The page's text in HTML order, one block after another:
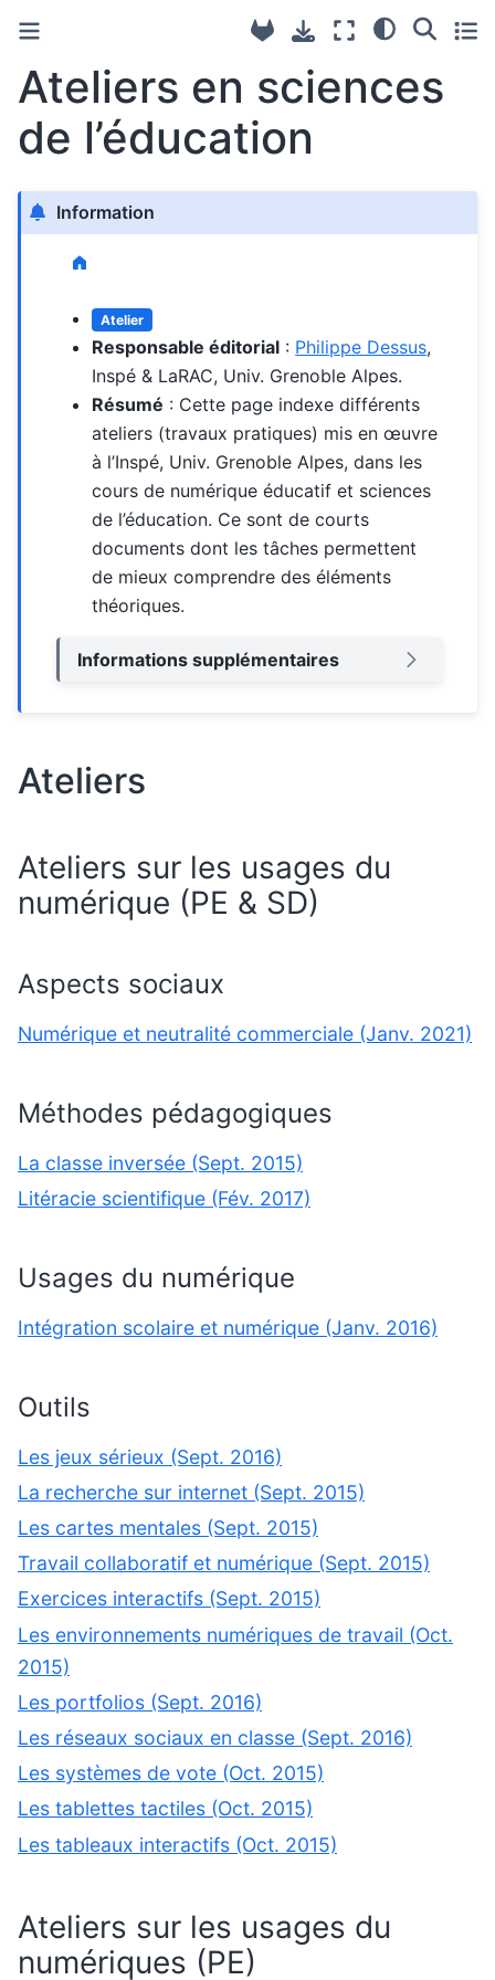
Ateliers en sciences
de l’éducation
Information
Atelier
Responsable éditorial : Philippe Dessus,
Inspé & LaRAC, Univ. Grenoble Alpes.
Résumé : Cette page indexe différents
ateliers (travaux pratiques) mis en œuvre
à l’Inspé, Univ. Grenoble Alpes, dans les
cours de numérique éducatif et sciences
de l’éducation. Ce sont de courts
documents dont les tâches permettent
de mieux comprendre des éléments
théoriques.
Informations supplémentaires
Ateliers
Ateliers sur les usages du
numérique (PE & SD)
Aspects sociaux
Numérique et neutralité commerciale (Janv. 2021)
Méthodes pédagogiques
La classe inversée (Sept. 2015)
Litéracie scientifique (Fév. 2017)
Usages du numérique
Intégration scolaire et numérique (Janv. 2016)
Outils
Les jeux sérieux (Sept. 2016)
La recherche sur internet (Sept. 2015)
Les cartes mentales (Sept. 2015)
Travail collaboratif et numérique (Sept. 2015)
Exercices interactifs (Sept. 2015)
Les environnements numériques de travail (Oct.
2015)
Les portfolios (Sept. 2016)
Les réseaux sociaux en classe (Sept. 2016)
Les systèmes de vote (Oct. 2015)
Les tablettes tactiles (Oct. 2015)
Les tableaux interactifs (Oct. 2015)
Ateliers sur les usages du
numériques (PE)